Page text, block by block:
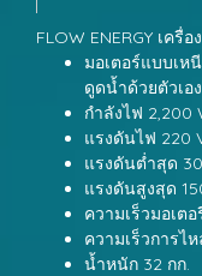
FLOW ENERGY เครื่
มอเตอร์แบบเห
ดูดน้ำด้วยตัวเอง
กำลังไฟ 2,200
แรงดันไฟ 220
แรงดันต่ำสุด
แรงดันสูงสุด
ความเร็วมอเต
ความเร็วการไ
น้ำหนัก 32 กก.